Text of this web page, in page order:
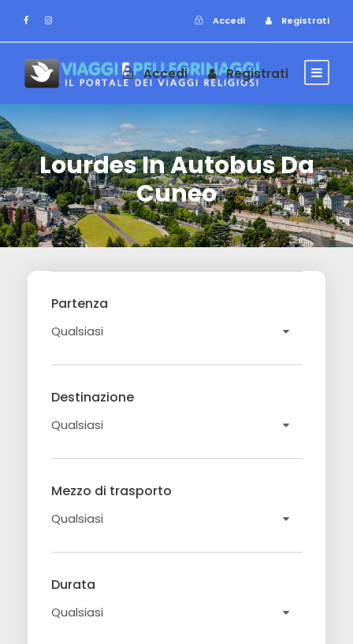
Accedi Registrati
Accedi Registrati
Lourdes In Autobus Da
Cuneo
Partenza
Destinazione
Mezzo di trasporto
Durata